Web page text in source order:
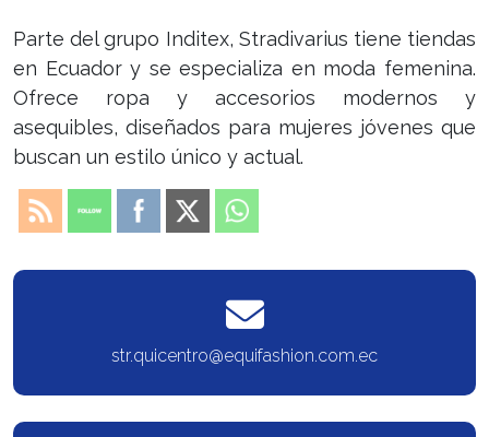
Parte del grupo Inditex, Stradivarius tiene tiendas
en Ecuador y se especializa en moda femenina.
Ofrece ropa y accesorios modernos y
asequibles, diseñados para mujeres jóvenes que
buscan un estilo único y actual.
str.quicentro@equifashion.com.ec